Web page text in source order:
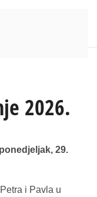
2026.
29.
i Pavla u